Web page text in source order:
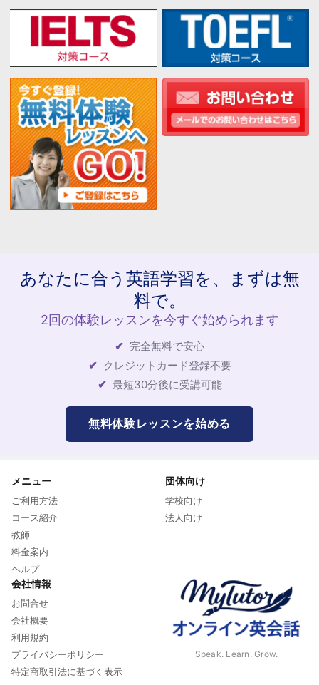
あなたに合う英語学習を、まずは無
料で。
2回の体験レッスンを今すぐ始められます
完全無料で安心
クレジットカード登録不要
最短30分後に受講可能
無料体験レッスンを始める
メニュー
ご利用方法
コース紹介
教師
料金案内
ヘルプ
団体向け
学校向け
法人向け
会社情報
お問合せ
会社概要
利用規約
プライバシーポリシー
特定商取引法に基づく表示
Speak. Learn. Grow.